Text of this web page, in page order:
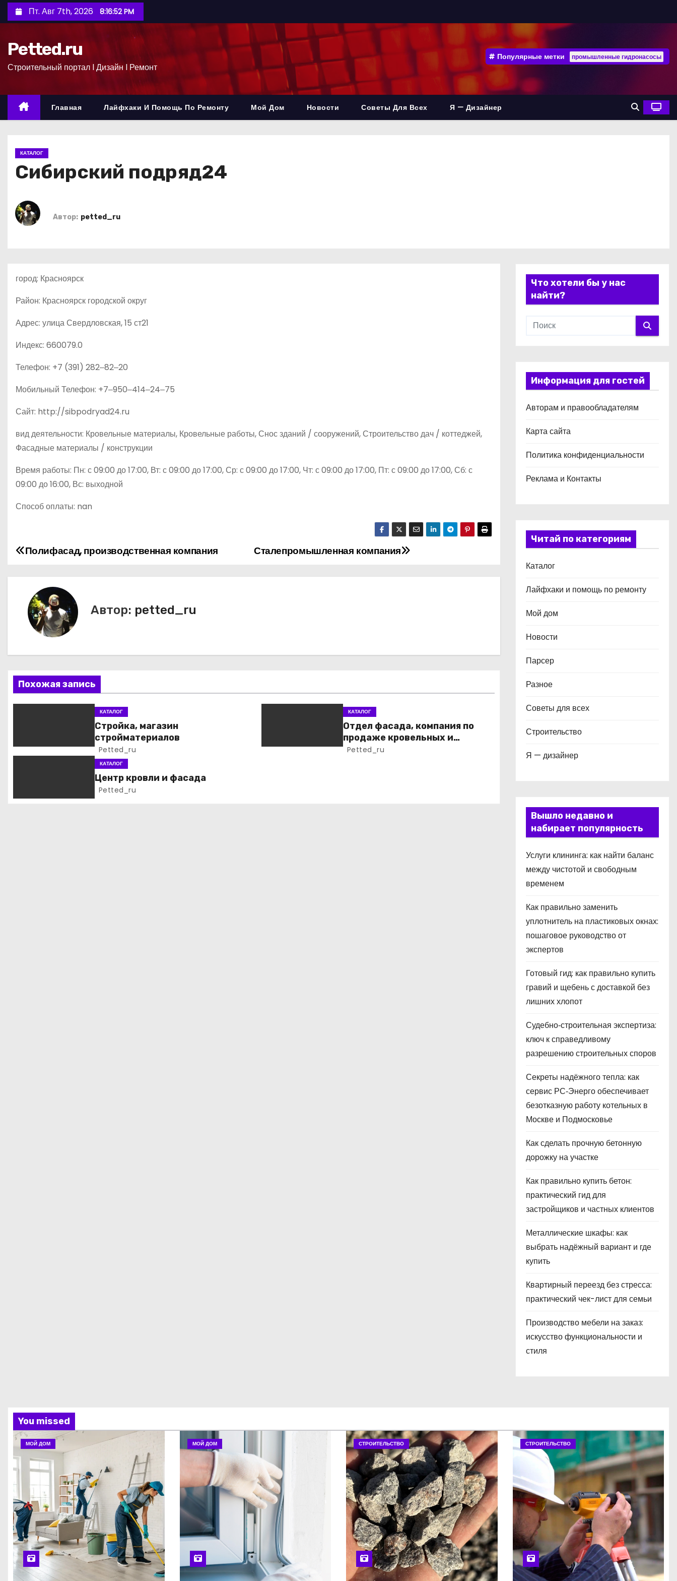
е
с
Пт. Авг 7th, 2026 8:16:53 PM
Petted.ru
Строительный портал l Дизайн l Ремонт
Популярные метки промышленные гидронасосы
Главная Лайфхаки И Помощь По Ремонту Мой Дом Новости Советы Для Всех Я — Дизайнер
КАТАЛОГ
Сибирский подряд24
Автор: petted_ru
город: Красноярск
Район: Красноярск городской округ
Адрес: улица Свердловская, 15 ст21
Индекс: 660079.0
Телефон: +7 (391) 282‒82‒20
Мобильный Телефон: +7‒950‒414‒24‒75
Сайт: http://sibpodryad24.ru
вид деятельности: Кровельные материалы, Кровельные работы, Снос зданий / сооружений, Строительство дач / коттеджей,
Фасадные материалы / конструкции
Время работы: Пн: с 09:00 до 17:00, Вт: с 09:00 до 17:00, Ср: с 09:00 до 17:00, Чт: с 09:00 до 17:00, Пт: с 09:00 до 17:00, Сб: с
09:00 до 16:00, Вс: выходной
Способ оплаты: nan
Н
а
а
ц
и
п
Сталепромышленная компания
Полифасад, производственная компания
Автор: petted_ru
Похожая запись
КАТАЛОГ
Стройка, магазин
стройматериалов
Petted_ru
КАТАЛОГ
Отдел фасада, компания по
продаже кровельных и
фасадных материалов
Petted_ru
КАТАЛОГ
Центр кровли и фасада
Petted_ru
Что хотели бы у нас
найти?
Информация для гостей
Авторам и правообладателям
Карта сайта
Политика конфиденциальности
Реклама и Контакты
Читай по категориям
Каталог
Лайфхаки и помощь по ремонту
Мой дом
Новости
Парсер
Разное
Советы для всех
Строительство
Я — дизайнер
Вышло недавно и
набирает популярность
Услуги клининга: как найти баланс
между чистотой и свободным
временем
Как правильно заменить
уплотнитель на пластиковых окнах:
пошаговое руководство от
экспертов
Готовый гид: как правильно купить
гравий и щебень с доставкой без
лишних хлопот
Судебно‑строительная экспертиза:
ключ к справедливому
разрешению строительных споров
Секреты надёжного тепла: как
сервис РС‑Энерго обеспечивает
безотказную работу котельных в
Москве и Подмосковье
Как сделать прочную бетонную
дорожку на участке
Как правильно купить бетон:
практический гид для
застройщиков и частных клиентов
Металлические шкафы: как
выбрать надёжный вариант и где
купить
Квартирный переезд без стресса:
практический чек-лист для семьи
Производство мебели на заказ:
искусство функциональности и
стиля
You missed
МОЙ ДОМ МОЙ ДОМ СТРОИТЕЛЬСТВО СТРОИТЕЛЬСТВО